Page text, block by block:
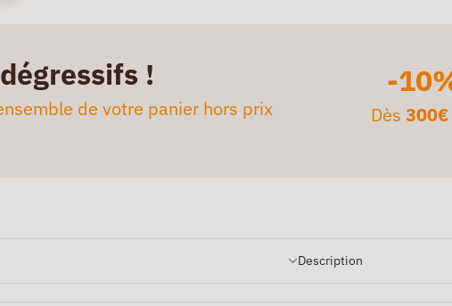
!
de votre panier hors prix
-
Dès 300€
Description